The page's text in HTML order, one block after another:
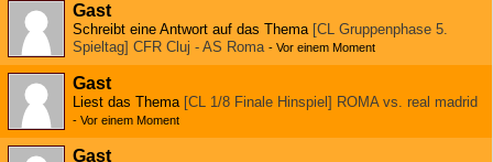
Gast
Schreibt eine Antwort auf das Thema [CL Gruppenphase 5.
Spieltag] CFR Cluj - AS Roma - Vor einem Moment
Gast
Liest das Thema [CL 1/8 Finale Hinspiel] ROMA vs. real madrid
- Vor einem Moment
Gast